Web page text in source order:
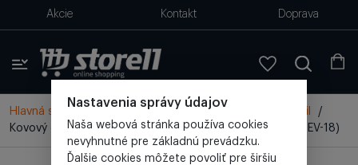
Akcie Kontakt Doprava
Hlavná stránka Všetky produkty Kamado gril
/
Kovový držiak kameňa na pizzu pre 18'' gril Kamado (AU-EV-18)
Nastavenia správy údajov
Naša webová stránka používa cookies
nevyhnutné pre základnú prevádzku.
Ďalšie cookies môžete povoliť pre širšiu